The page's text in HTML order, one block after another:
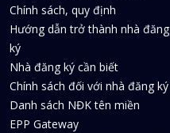
Chính sách, quy định
Hướng dẫn trở thành nhà đăng
ký
Nhà đăng ký cần biết
Chính sách đối với nhà đăng ký
Danh sách NĐK tên miền
EPP Gateway